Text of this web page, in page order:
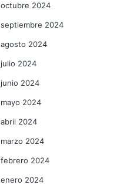
octubre 2024
septiembre 2024
agosto 2024
julio 2024
junio 2024
mayo 2024
abril 2024
marzo 2024
febrero 2024
enero 2024